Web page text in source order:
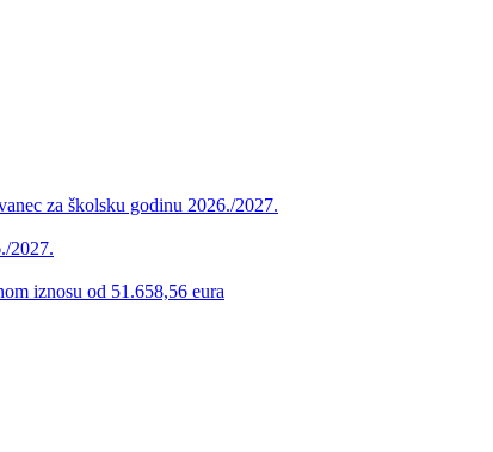
za školsku godinu 2026./2027.
2027.
iznosu od 51.658,56 eura